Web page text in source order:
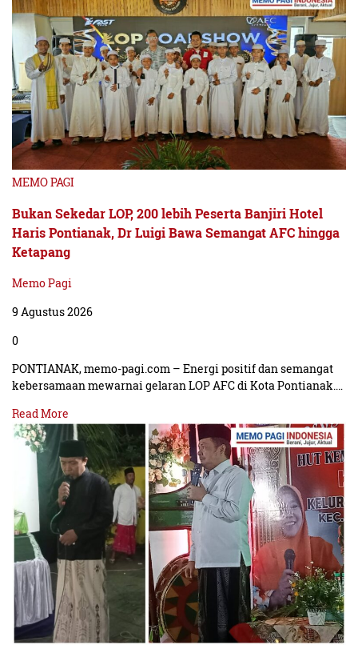
MEMO PAGI
Bukan Sekedar LOP, 200 lebih Peserta Banjiri Hotel
Haris Pontianak, Dr Luigi Bawa Semangat AFC hingga
Ketapang
Memo Pagi
9 Agustus 2026
0
PONTIANAK, memo-pagi.com – Energi positif dan semangat
kebersamaan mewarnai gelaran LOP AFC di Kota Pontianak.…
Read More